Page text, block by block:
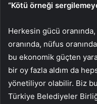
“Kötü örneği
Herkesin gücü
oranında, nüfus
bu ekonomik güçten
bir oy fazla aldım da
yönetiliyor olabilir. Biz
Türkiye Belediyeler